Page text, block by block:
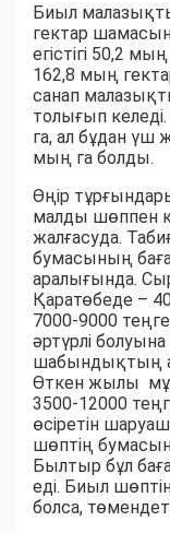
Биыл
гектар
егістігі 50,2
162,8 мың
санап
толығып
га, ал бұдан үш
мың га болды.
Өңір
малды шөппен
жалғасуда.
бумасының
аралығында.
Қаратөбеде –
7000-9000
әртүрлі
шабындықтың
Өткен жылы
3500-12000
өсіретін
шөптің
Былтыр бұл
еді. Биыл
болса,